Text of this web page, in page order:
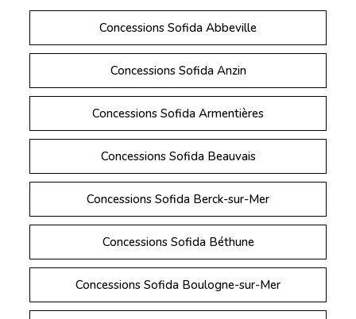
Concessions Sofida Abbeville
Concessions Sofida Anzin
Concessions Sofida Armentières
Concessions Sofida Beauvais
Concessions Sofida Berck-sur-Mer
Concessions Sofida Béthune
Concessions Sofida Boulogne-sur-Mer